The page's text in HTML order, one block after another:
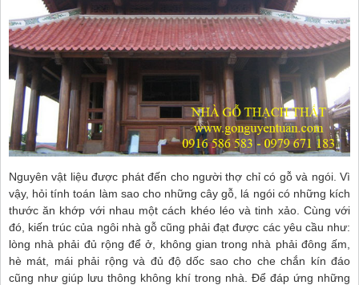
Nguyên vật liệu được phát đến cho người thợ chỉ có gỗ và ngói. Vì
vậy, hỏi tính toán làm sao cho những cây gỗ, lá ngói có những kích
thước ăn khớp với nhau một cách khéo léo và tinh xảo. Cùng với
đó, kiến trúc của ngôi nhà gỗ cũng phải đạt được các yêu cầu như:
lòng nhà phải đủ rộng để ở, không gian trong nhà phải đông ấm,
hè mát, mái phải rộng và đủ độ dốc sao cho che chắn kín đáo
cũng như giúp lưu thông không khí trong nhà. Để đáp ứng những